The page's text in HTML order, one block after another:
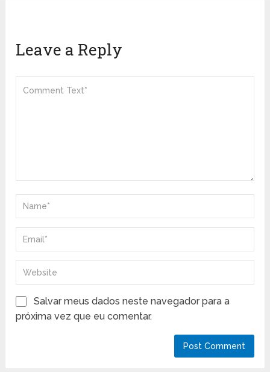
Leave a Reply
Salvar meus dados neste navegador para a
próxima vez que eu comentar.